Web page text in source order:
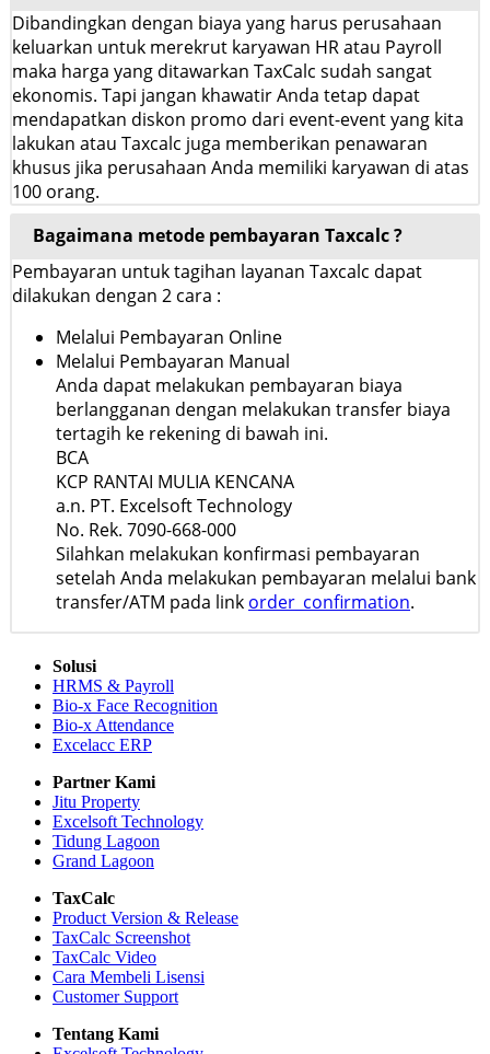
Dibandingkan dengan biaya yang harus perusahaan
keluarkan untuk merekrut karyawan HR atau Payroll
maka harga yang ditawarkan TaxCalc sudah sangat
ekonomis. Tapi jangan khawatir Anda tetap dapat
mendapatkan diskon promo dari event-event yang kita
lakukan atau Taxcalc juga memberikan penawaran
khusus jika perusahaan Anda memiliki karyawan di atas
100 orang.
Bagaimana metode pembayaran Taxcalc ?
Pembayaran untuk tagihan layanan Taxcalc dapat
dilakukan dengan 2 cara :
Melalui Pembayaran Online
Melalui Pembayaran Manual
Anda dapat melakukan pembayaran biaya
berlangganan dengan melakukan transfer biaya
tertagih ke rekening di bawah ini.
BCA
KCP RANTAI MULIA KENCANA
a.n. PT. Excelsoft Technology
No. Rek. 7090-668-000
Silahkan melakukan konfirmasi pembayaran
setelah Anda melakukan pembayaran melalui bank
transfer/ATM pada link order_confirmation.
Solusi
HRMS & Payroll
Bio-x Face Recognition
Bio-x Attendance
Excelacc ERP
Partner Kami
Jitu Property
Excelsoft Technology
Tidung Lagoon
Grand Lagoon
TaxCalc
Product Version & Release
TaxCalc Screenshot
TaxCalc Video
Cara Membeli Lisensi
Customer Support
Tentang Kami